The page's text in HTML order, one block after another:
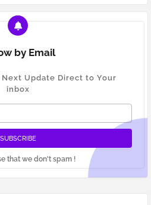
by Email
Update Direct to Your
inbox
that we don't spam !